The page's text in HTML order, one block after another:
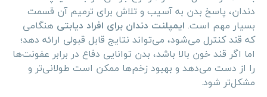
دندان، پاسخ بدن به آسیب و تلاش برای ترمیم آن قسمت
بسیار مهم است. ایمپلنت دندان برای افراد دیابتی هنگامی
که قند کنترل می‌شود، می‌تواند نتایج قابل قبولی ارائه دهد؛
اما اگر قند خون بالا باشد، بدن توانایی دفاع در برابر عفونت‌ها
را از دست می‌دهد و بهبود زخم‌ها ممکن است طولانی‌تر و
مشکل‌تر شود.